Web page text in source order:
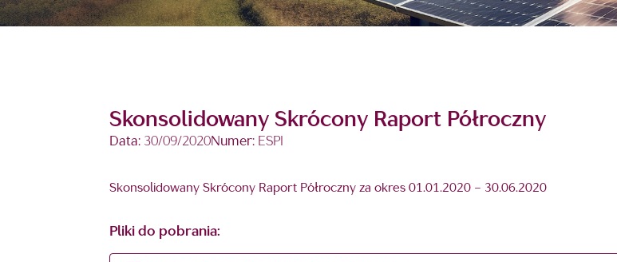
Skonsolidowany Skrócony Raport Półroczny
Data: 30/09/2020Numer: ESPI
Skonsolidowany Skrócony Raport Półroczny za okres 01.01.2020 – 30.06.2020
Pliki do pobrania: